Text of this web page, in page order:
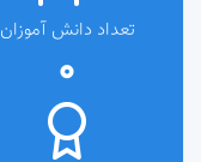
تعداد دانش آموزان
0